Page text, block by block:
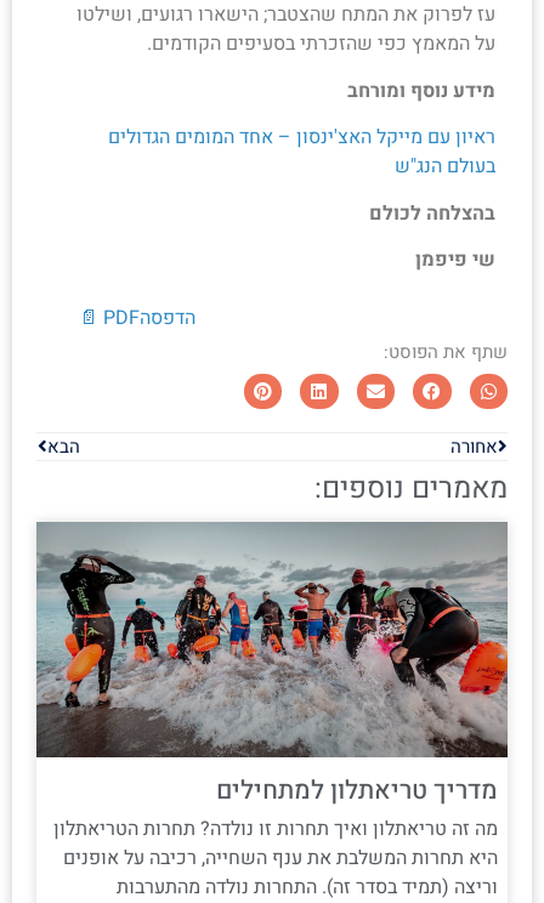
עז לפרוק את המתח שהצטבר; הישארו רגועים, ושילטו
על המאמץ כפי שהזכרתי בסעיפים הקודמים.
מידע נוסף ומורחב
ראיון עם מייקל האצ'ינסון – אחד המומים הגדולים
בעולם הנג"ש
בהצלחה לכולם
שי פיפמן
הדפסהPDF 📄
שתף את הפוסט:
אחורה הבא
מאמרים נוספים:
מדריך טריאתלון למתחילים
מה זה טריאתלון ואיך תחרות זו נולדה? תחרות הטריאתלון
היא תחרות המשלבת את ענף השחייה, רכיבה על אופנים
וריצה (תמיד בסדר זה). התחרות נולדה מהתערבות